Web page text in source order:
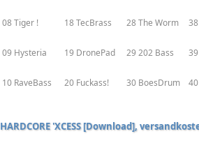
08 Tiger ! 18 TecBrass 28 The Worm
09 Hysteria 19 DronePad 29 202 Bass
10 RaveBass 20 Fuckass! 30 BoesDrum
HARDCORE 'XCESS [Download],